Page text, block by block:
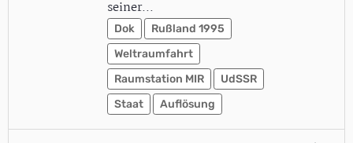
seiner…
Dok
Rußland 1995
Weltraumfahrt
Raumstation MIR
UdSSR
Staat
Auflösung